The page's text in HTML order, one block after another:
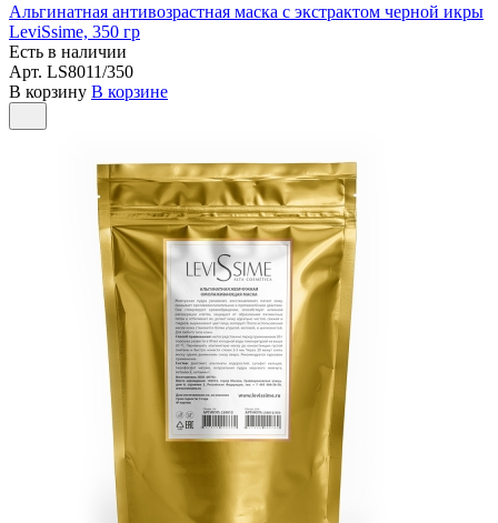
Альгинатная антивозрастная маска с экстрактом черной икры
LeviSsime, 350 гр
Есть в наличии
Арт. LS8011/350
В корзину В корзине